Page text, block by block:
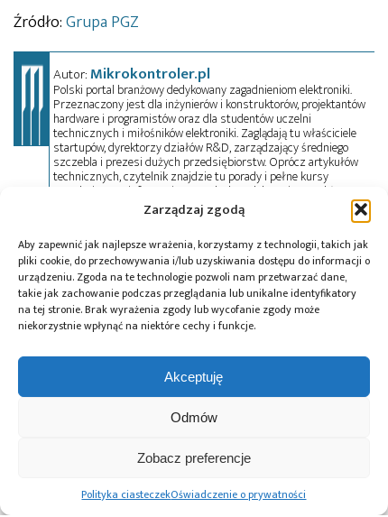
Zarządzaj zgodą
Aby zapewnić jak najlepsze wrażenia, korzystamy z technologii, takich jak
pliki cookie, do przechowywania i/lub uzyskiwania dostępu do informacji o
urządzeniu. Zgoda na te technologie pozwoli nam przetwarzać dane,
takie jak zachowanie podczas przeglądania lub unikalne identyfikatory
na tej stronie. Brak wyrażenia zgody lub wycofanie zgody może
niekorzystnie wpłynąć na niektóre cechy i funkcje.
Akceptuję
Odmów
Zobacz preferencje
Polityka ciasteczekOświadczenie o prywatności
Źródło:Grupa PGZ
Autor:Mikrokontroler.pl
Polski portal branżowy dedykowany zagadnieniom elektroniki.
Przeznaczony jest dla inżynierów i konstruktorów, projektantów
hardware i programistów oraz dla studentów uczelni
technicznych i miłośników elektroniki. Zaglądają tu właściciele
startupów, dyrektorzy działów R&D, zarządzający średniego
szczebla i prezesi dużych przedsiębiorstw. Oprócz artykułów
technicznych, czytelnik znajdzie tu porady i pełne kursy
przedmiotowe, informacje o trendach w elektronice, a także
oferty pracy. Przeczyta wywiady, przejrzy aktualności z branży w
kraju i na świecie oraz zadeklaruje swój udział w wydarzeniach,
patrona medialnego imprez targowych, konkursów, hackathonów
i seminariów. Zapraszamy do współpracy!
Tagi:Centrum Elektroniki Militarnej
LTAMDS,PGZ,program Wisła,układy drukowane